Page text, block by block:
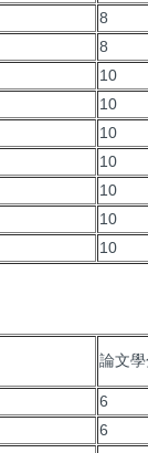
8
8
10
10
10
10
10
10
10
論文
6
6